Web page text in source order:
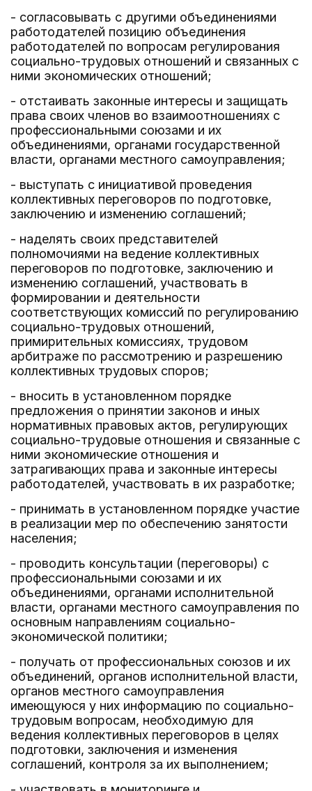
- согласовывать с другими объединениями
работодателей позицию объединения
работодателей по вопросам регулирования
социально-трудовых отношений и связанных с
ними экономических отношений;
- отстаивать законные интересы и защищать
права своих членов во взаимоотношениях с
профессиональными союзами и их
объединениями, органами государственной
власти, органами местного самоуправления;
- выступать с инициативой проведения
коллективных переговоров по подготовке,
заключению и изменению соглашений;
- наделять своих представителей
полномочиями на ведение коллективных
переговоров по подготовке, заключению и
изменению соглашений, участвовать в
формировании и деятельности
соответствующих комиссий по регулированию
социально-трудовых отношений,
примирительных комиссиях, трудовом
арбитраже по рассмотрению и разрешению
коллективных трудовых споров;
- вносить в установленном порядке
предложения о принятии законов и иных
нормативных правовых актов, регулирующих
социально-трудовые отношения и связанные с
ними экономические отношения и
затрагивающих права и законные интересы
работодателей, участвовать в их разработке;
- принимать в установленном порядке участие
в реализации мер по обеспечению занятости
населения;
- проводить консультации (переговоры) с
профессиональными союзами и их
объединениями, органами исполнительной
власти, органами местного самоуправления по
основным направлениям социально-
экономической политики;
- получать от профессиональных союзов и их
объединений, органов исполнительной власти,
органов местного самоуправления
имеющуюся у них информацию по социально-
трудовым вопросам, необходимую для
ведения коллективных переговоров в целях
подготовки, заключения и изменения
соглашений, контроля за их выполнением;